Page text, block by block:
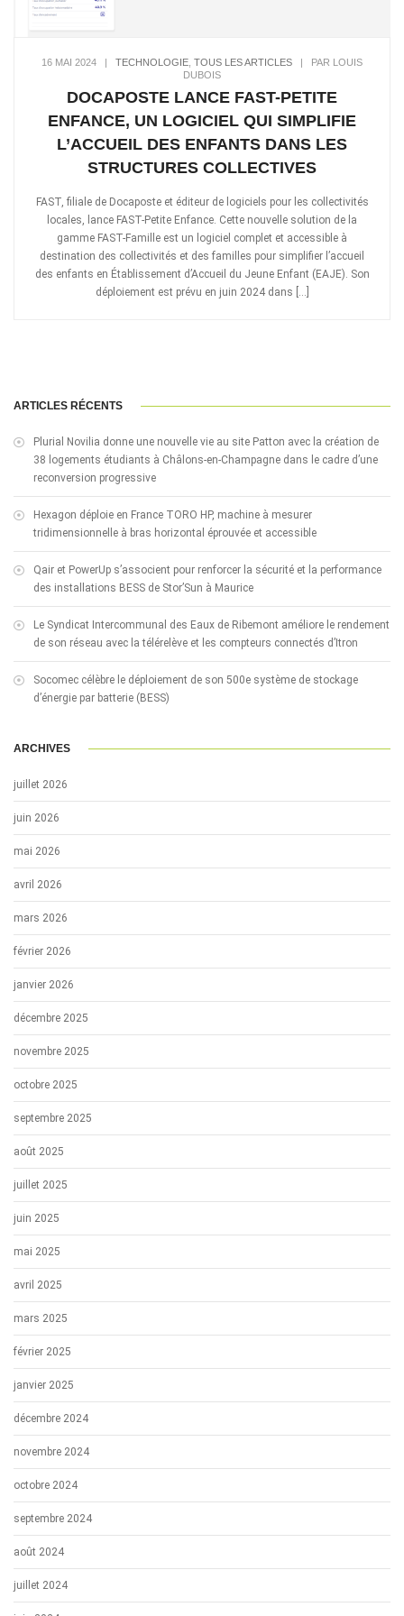
16 MAI 2024 | TECHNOLOGIE TOUS LES ARTICLES | PAR LOUIS
DUBOIS
DOCAPOSTE LANCE FAST-PETITE
ENFANCE, UN LOGICIEL QUI SIMPLIFIE
L’ACCUEIL DES ENFANTS DANS LES
STRUCTURES COLLECTIVES
FAST, filiale de Docaposte et éditeur de logiciels pour les collectivités
locales, lance FAST-Petite Enfance. Cette nouvelle solution de la
gamme FAST-Famille est un logiciel complet et accessible à
destination des collectivités et des familles pour simplifier l’accueil
des enfants en Établissement d’Accueil du Jeune Enfant (EAJE). Son
déploiement est prévu en juin 2024 dans […]
ARTICLES RÉCENTS
Plurial Novilia donne une nouvelle vie au site Patton avec la création de
38 logements étudiants à Châlons-en-Champagne dans le cadre d’une
reconversion progressive
Hexagon déploie en France TORO HP, machine à mesurer
tridimensionnelle à bras horizontal éprouvée et accessible
Qair et PowerUp s’associent pour renforcer la sécurité et la performance
des installations BESS de Stor’Sun à Maurice
Le Syndicat Intercommunal des Eaux de Ribemont améliore le rendement
de son réseau avec la télérelève et les compteurs connectés d’Itron
Socomec célèbre le déploiement de son 500e système de stockage
d’énergie par batterie (BESS)
ARCHIVES
juillet 2026
juin 2026
mai 2026
avril 2026
mars 2026
février 2026
janvier 2026
décembre 2025
novembre 2025
octobre 2025
septembre 2025
août 2025
juillet 2025
juin 2025
mai 2025
avril 2025
mars 2025
février 2025
janvier 2025
décembre 2024
novembre 2024
octobre 2024
septembre 2024
août 2024
juillet 2024